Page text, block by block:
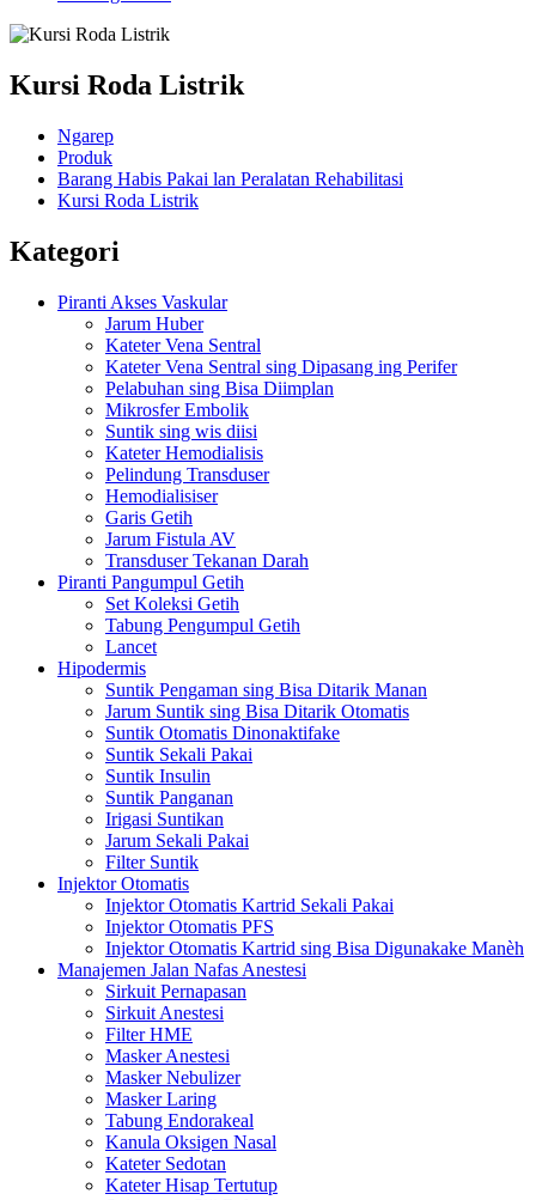
Kursi Roda Listrik
Ngarep
Produk
Barang Habis Pakai lan Peralatan Rehabilitasi
Kursi Roda Listrik
Kategori
Piranti Akses Vaskular
Jarum Huber
Kateter Vena Sentral
Kateter Vena Sentral sing Dipasang ing Perifer
Pelabuhan sing Bisa Diimplan
Mikrosfer Embolik
Suntik sing wis diisi
Kateter Hemodialisis
Pelindung Transduser
Hemodialisiser
Garis Getih
Jarum Fistula AV
Transduser Tekanan Darah
Piranti Pangumpul Getih
Set Koleksi Getih
Tabung Pengumpul Getih
Lancet
Hipodermis
Suntik Pengaman sing Bisa Ditarik Manan
Jarum Suntik sing Bisa Ditarik Otomatis
Suntik Otomatis Dinonaktifake
Suntik Sekali Pakai
Suntik Insulin
Suntik Panganan
Irigasi Suntikan
Jarum Sekali Pakai
Filter Suntik
Injektor Otomatis
Injektor Otomatis Kartrid Sekali Pakai
Injektor Otomatis PFS
Injektor Otomatis Kartrid sing Bisa Digunakake Manèh
Manajemen Jalan Nafas Anestesi
Sirkuit Pernapasan
Sirkuit Anestesi
Filter HME
Masker Anestesi
Masker Nebulizer
Masker Laring
Tabung Endorakeal
Kanula Oksigen Nasal
Kateter Sedotan
Kateter Hisap Tertutup